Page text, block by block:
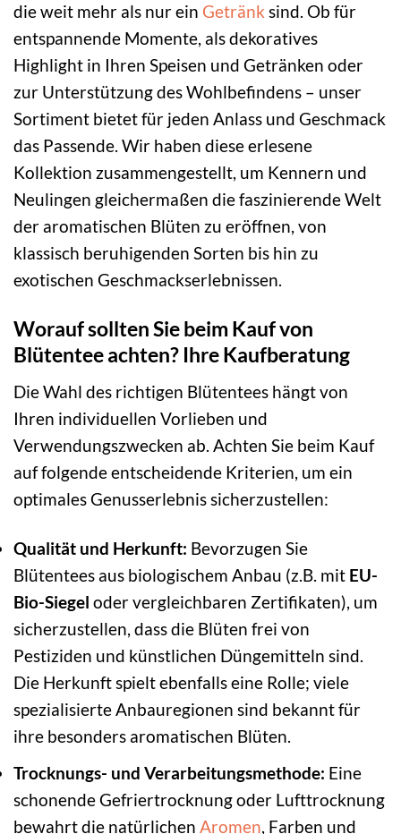
die weit mehr als nur ein Getränk sind. Ob für
entspannende Momente, als dekoratives
Highlight in Ihren Speisen und Getränken oder
zur Unterstützung des Wohlbefindens – unser
Sortiment bietet für jeden Anlass und Geschmack
das Passende. Wir haben diese erlesene
Kollektion zusammengestellt, um Kennern und
Neulingen gleichermaßen die faszinierende Welt
der aromatischen Blüten zu eröffnen, von
klassisch beruhigenden Sorten bis hin zu
exotischen Geschmackserlebnissen.
Worauf sollten Sie beim Kauf von
Blütentee achten? Ihre Kaufberatung
Die Wahl des richtigen Blütentees hängt von
Ihren individuellen Vorlieben und
Verwendungszwecken ab. Achten Sie beim Kauf
auf folgende entscheidende Kriterien, um ein
optimales Genusserlebnis sicherzustellen:
Qualität und Herkunft: Bevorzugen Sie
Blütentees aus biologischem Anbau (z.B. mit EU-
Bio-Siegel oder vergleichbaren Zertifikaten), um
sicherzustellen, dass die Blüten frei von
Pestiziden und künstlichen Düngemitteln sind.
Die Herkunft spielt ebenfalls eine Rolle; viele
spezialisierte Anbauregionen sind bekannt für
ihre besonders aromatischen Blüten.
Trocknungs- und Verarbeitungsmethode: Eine
schonende Gefriertrocknung oder Lufttrocknung
bewahrt die natürlichen Aromen, Farben und